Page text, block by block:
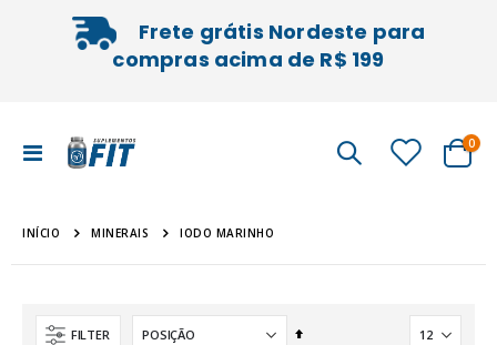
Frete grátis Nordeste para
compras acima de R$ 199
Alternar
Cart
0
INÍCIO MINERAIS IODO MARINHO
FILTER
Definir